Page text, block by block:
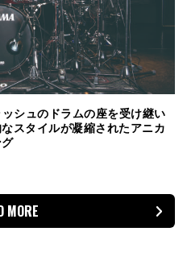
シュのドラムの座を受け継い
スタイルが凝縮されたアニカ
MORE